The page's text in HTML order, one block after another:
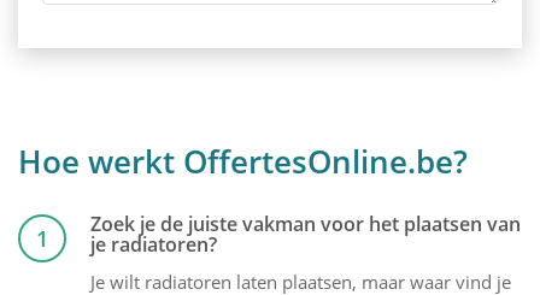
Hoe werkt OffertesOnline.be?
1 Zoek je de juiste vakman voor het plaatsen van
je radiatoren?
Je wilt radiatoren laten plaatsen, maar waar vind je